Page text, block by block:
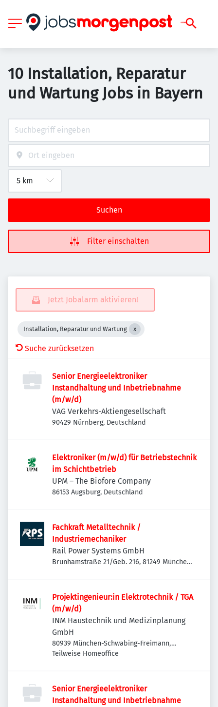
10 Installation, Reparatur
und Wartung Jobs in Bayern
Suchen
Filter einschalten
Jetzt Jobalarm aktivieren!
Installation, Reparatur und Wartung
Suche zurücksetzen
Senior Energieelektroniker
Instandhaltung und Inbetriebnahme
(m/w/d)
VAG Verkehrs-Aktiengesellschaft
90429 Nürnberg, Deutschland
Elektroniker (m/w/d) für Betriebstechnik
im Schichtbetrieb
UPM – The Biofore Company
86153 Augsburg, Deutschland
Fachkraft Metalltechnik /
Industriemechaniker
Rail Power Systems GmbH
Brunhamstraße 21/Geb. 216, 81249 München-
Projektingenieur:in Elektrotechnik / TGA
(m/w/d)
INM Haustechnik und Medizinplanung
GmbH
80939 München-Schwabing-Freimann,
Deutschland
Teilweise Homeoffice
Senior Energieelektroniker
Instandhaltung und Inbetriebnahme